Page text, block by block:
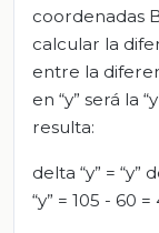
coordenadas
calcular la
entre la
en “y” será la
resulta:
delta “y” = “y”
“y” = 105 - 60 =